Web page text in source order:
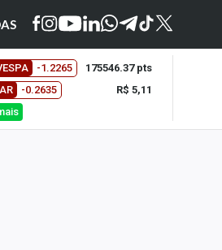
-1.2265
175546.37 pts
-0.2635
R$ 5,11